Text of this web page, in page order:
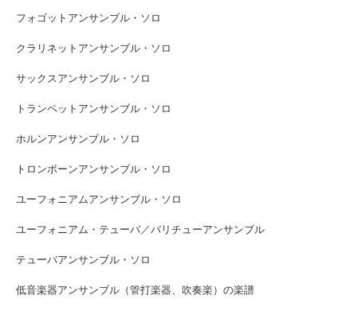
フォゴットアンサンブル・ソロ
クラリネットアンサンブル・ソロ
サックスアンサンブル・ソロ
トランペットアンサンブル・ソロ
ホルンアンサンブル・ソロ
トロンボーンアンサンブル・ソロ
ユーフォニアムアンサンブル・ソロ
ユーフォニアム・テューバ／バリチューアンサンブル
テューバアンサンブル・ソロ
低音楽器アンサンブル（管打楽器、吹奏楽）の楽譜